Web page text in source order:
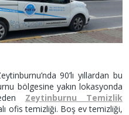
90’lı yıllardan bu
bölgesine yakın lokasyonda
Zeytinburnu Temizlik
ofis temizliği. Boş ev temizliği,